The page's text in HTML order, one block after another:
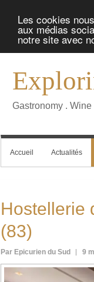
Les cookies
aux médias
notre site avec
Gastronomy . Wine
Accueil Actualités
Hostellerie
(83)
Par Epicurien du Sud 9